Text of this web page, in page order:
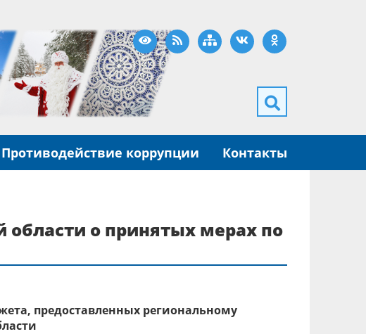
Версия для слабовидящих
RSS Карта сайта
ВКонтактеОдноклассники
Противодействие коррупции Контакты
о принятых мерах по
предоставленных региональному